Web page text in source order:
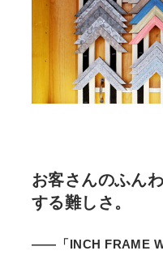
お客さんのふん
する難しさ。
——「INCH FRAME